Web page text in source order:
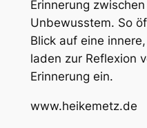
Erinnerung
Unbewusstem. So
Blick auf eine
laden zur Reflexion
Erinnerung ein.
www.heikemetz.de